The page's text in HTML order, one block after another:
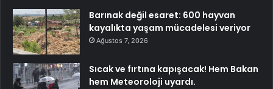
Barınak değil esaret: 600 hayvan
kayalıkta yaşam mücadelesi veriyor
Ağustos 7, 2026
Sıcak ve fırtına kapışacak! Hem Bakan
hem Meteoroloji uyardı.